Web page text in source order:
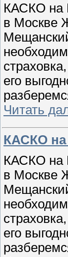
КАСКО на
в Москве
его
Читать
КАСКО
КАСКО на
в Москве
его